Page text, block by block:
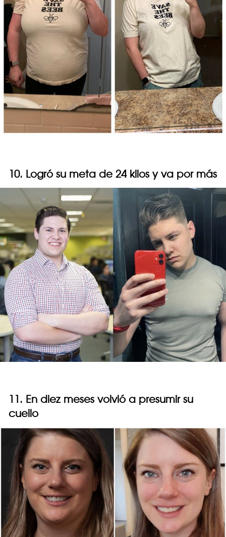
10. Logró su meta de 24 kilos y va por más
11. En diez meses volvió a presumir su
cuello